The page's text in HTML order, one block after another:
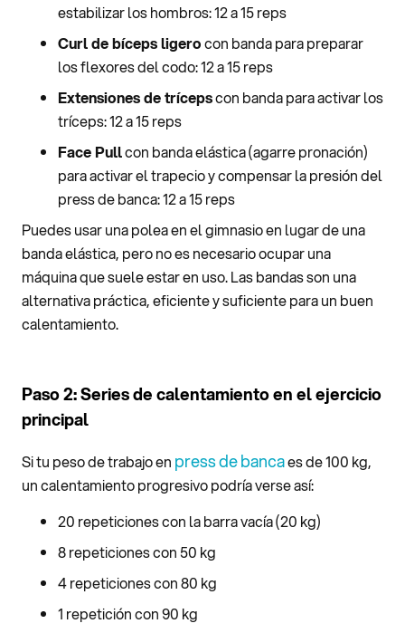
estabilizar los hombros: 12 a 15 reps
Curl de bíceps ligerocon banda para preparar
los flexores del codo: 12 a 15 reps
Extensiones de trícepscon banda para activar los
tríceps: 12 a 15 reps
Face Pullcon banda elástica (agarre pronación)
para activar el trapecio y compensar la presión del
press de banca: 12 a 15 reps
Puedes usar una polea en el gimnasio en lugar de una
banda elástica, pero no es necesario ocupar una
máquina que suele estar en uso. Las bandas son una
alternativa práctica, eficiente y suficiente para un buen
calentamiento.
Paso 2: Series de calentamiento en el ejercicio
principal
Si tu peso de trabajo en press de bancaes de 100 kg,
un calentamiento progresivo podría verse así:
20 repeticiones con la barra vacía (20 kg)
8 repeticiones con 50 kg
4 repeticiones con 80 kg
1 repetición con 90 kg